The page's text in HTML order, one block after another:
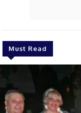
Must Read